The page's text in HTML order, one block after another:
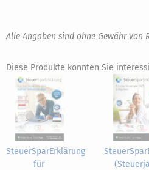
Alle Angaben sind ohne Gewähr
Diese Produkte könnten Sie
SteuerSparErklärung
für